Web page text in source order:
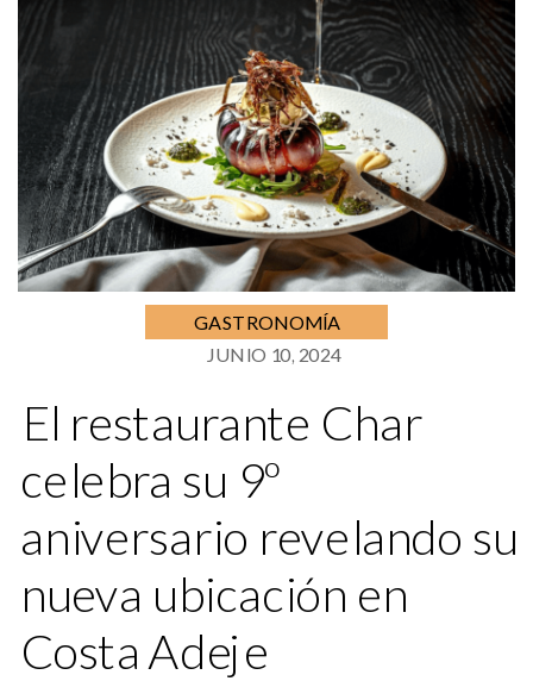
GASTRONOMÍA
JUNIO 10, 2024
El restaurante Char
celebra su 9º
aniversario revelando su
nueva ubicación en
Costa Adeje